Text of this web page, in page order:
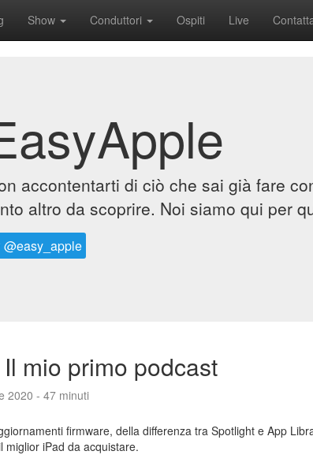
Show Conduttori Ospiti Live
accontentarti di ciò che sai già fare
altro da scoprire. Noi siamo qui per
@easy_apple
mio primo podcast
2020 - 47 minuti
firmware, della differenza tra Spotlight e App
miglior iPad da acquistare.